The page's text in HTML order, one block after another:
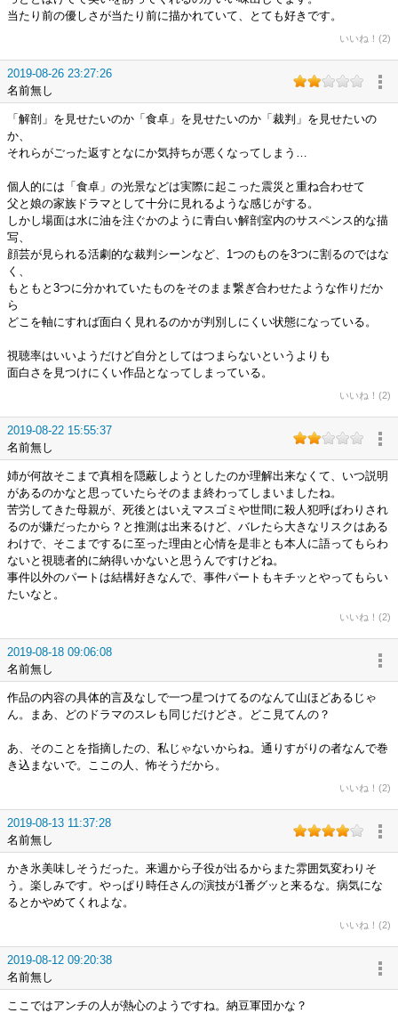
当たり前の優しさが当たり前に描かれていて、とても好きです。
いいね！(2)
2019-08-26 23:27:26
名前無し
「解剖」を見せたいのか「食卓」を見せたいのか「裁判」を見せたいの
か、
それらがごった返すとなにか気持ちが悪くなってしまう…
個人的には「食卓」の光景などは実際に起こった震災と重ね合わせて
父と娘の家族ドラマとして十分に見れるような感じがする。
しかし場面は水に油を注ぐかのように青白い解剖室内のサスペンス的な描
写、
顔芸が見られる活劇的な裁判シーンなど、1つのものを3つに割るのではな
く、
もともと3つに分かれていたものをそのまま繋ぎ合わせたような作りだか
ら
どこを軸にすれば面白く見れるのかが判別しにくい状態になっている。
視聴率はいいようだけど自分としてはつまらないというよりも
面白さを見つけにくい作品となってしまっている。
いいね！(2)
2019-08-22 15:55:37
名前無し
姉が何故そこまで真相を隠蔽しようとしたのか理解出来なくて、いつ説明
があるのかなと思っていたらそのまま終わってしまいましたね。
苦労してきた母親が、死後とはいえマスゴミや世間に殺人犯呼ばわりされ
るのが嫌だったから？と推測は出来るけど、バレたら大きなリスクはある
わけで、そこまでするに至った理由と心情を是非とも本人に語ってもらわ
ないと視聴者的に納得いかないと思うんですけどね。
事件以外のパートは結構好きなんで、事件パートもキチッとやってもらい
たいなと。
いいね！(2)
2019-08-18 09:06:08
名前無し
作品の内容の具体的言及なしで一つ星つけてるのなんて山ほどあるじゃ
ん。まあ、どのドラマのスレも同じだけどさ。どこ見てんの？
あ、そのことを指摘したの、私じゃないからね。通りすがりの者なんで巻
き込まないで。ここの人、怖そうだから。
いいね！(2)
2019-08-13 11:37:28
名前無し
かき氷美味しそうだった。来週から子役が出るからまた雰囲気変わりそ
う。楽しみです。やっぱり時任さんの演技が1番グッと来るな。病気にな
るとかやめてくれよな。
いいね！(2)
2019-08-12 09:20:38
名前無し
ここではアンチの人が熱心のようですね。納豆軍団かな？